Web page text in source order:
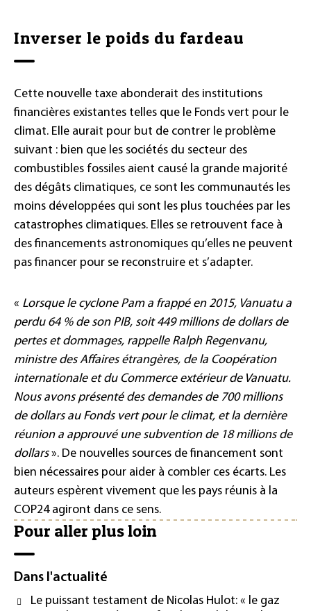
Inverser le poids du fardeau
Cette nouvelle taxe abonderait des institutions
financières existantes telles que le Fonds vert pour le
climat. Elle aurait pour but de contrer le problème
suivant : bien que les sociétés du secteur des
combustibles fossiles aient causé la grande majorité
des dégâts climatiques, ce sont les communautés les
moins développées qui sont les plus touchées par les
catastrophes climatiques. Elles se retrouvent face à
des financements astronomiques qu’elles ne peuvent
pas financer pour se reconstruire et s’adapter.
« Lorsque le cyclone Pam a frappé en 2015, Vanuatu a
perdu 64 % de son PIB, soit 449 millions de dollars de
pertes et dommages, rappelle Ralph Regenvanu,
ministre des Affaires étrangères, de la Coopération
internationale et du Commerce extérieur de Vanuatu.
Nous avons présenté des demandes de 700 millions
de dollars au Fonds vert pour le climat, et la dernière
réunion a approuvé une subvention de 18 millions de
dollars». De nouvelles sources de financement sont
bien nécessaires pour aider à combler ces écarts. Les
auteurs espèrent vivement que les pays réunis à la
COP24 agiront dans ce sens.
Pour aller plus loin
Dans l'actualité
Le puissant testament de Nicolas Hulot: « le gaz